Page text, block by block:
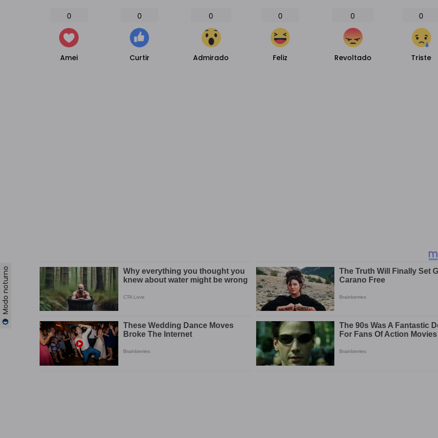
Modo noturno
0
Amei
0
Curtir
0
Admirado
0
Feliz
0
Revoltado
0
Triste